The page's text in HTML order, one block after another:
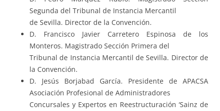
Segunda del Tribunal de Instancia Mercantil
de Sevilla. Director de la Convención.
D. Francisco Javier Carretero Espinosa de los
Monteros. Magistrado Sección Primera del
Tribunal de Instancia Mercantil de Sevilla. Director de
la Convención.
D. Jesús Borjabad García. Presidente de APACSA
Asociación Profesional de Administradores
Concursales y Expertos en Reestructuración ‘Sainz de